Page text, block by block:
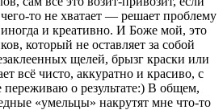
то не хватает — решает проблему
и креативно. И Боже мой, это
который не оставляет за собой
щелей, брызг краски или
всё чисто, аккуратно и красиво, с
о результате:) В общем,
«умельцы» накрутят мне что-то